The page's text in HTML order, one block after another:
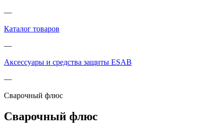
—
Каталог товаров
—
Аксессуары и средства защиты ESAB
—
Сварочный флюс
Сварочный флюс